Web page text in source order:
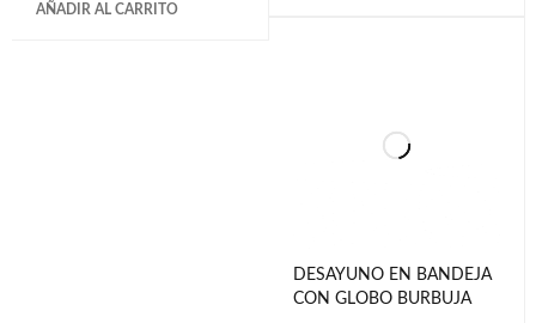
AÑADIR AL CARRITO
DESAYUNO EN BANDEJA
CON GLOBO BURBUJA